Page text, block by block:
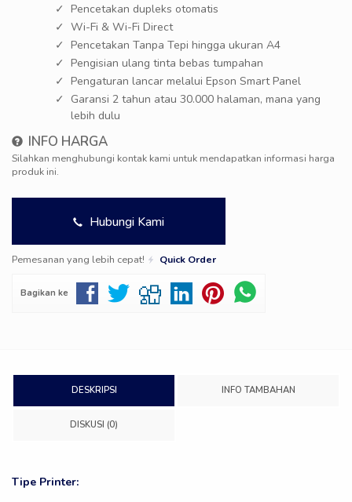
Pencetakan dupleks otomatis
Wi-Fi & Wi-Fi Direct
Pencetakan Tanpa Tepi hingga ukuran A4
Pengisian ulang tinta bebas tumpahan
Pengaturan lancar melalui Epson Smart Panel
Garansi 2 tahun atau 30.000 halaman, mana yang
lebih dulu
INFO HARGA
Silahkan menghubungi kontak kami untuk mendapatkan informasi harga
produk ini.
Hubungi Kami
Pemesanan yang lebih cepat! Quick Order
Bagikan ke
DESKRIPSI INFO TAMBAHAN
DISKUSI (0)
Tipe Printer: